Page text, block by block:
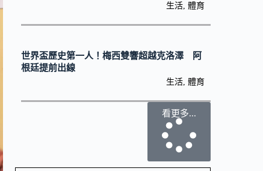
生活, 體育
世界盃歷史第一人！梅西雙響超越克洛澤 阿
根廷提前出線
生活, 體育
看更多...